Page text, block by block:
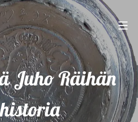
Juho Räihän
historia